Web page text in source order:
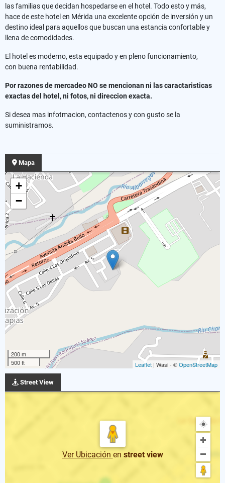
las familias que decidan hospedarse en el hotel. Todo esto y más,
hace de este hotel en Mérida una excelente opción de inversión y un
destino ideal para aquellos que buscan una estancia confortable y
llena de comodidades.
El hotel es moderno, esta equipado y en pleno funcionamiento,
con buena rentabilidad.
Por razones de mercadeo NO se mencionan ni las caractaristicas
exactas del hotel, ni fotos, ni direccion exacta.
Si desea mas infotmacion, contactenos y con gusto se la
suministramos.
Mapa
+
−
200 m
500 ft
Leaflet | Wasi - ©OpenStreetMap
Street View
Ver Ubicación en street view